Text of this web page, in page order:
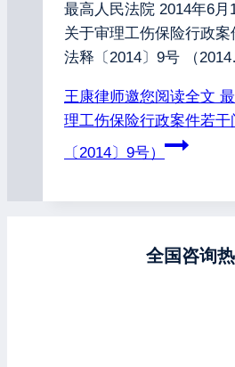
最高人民法院 2014年6
关于审理工伤保险行政
法释〔2014〕9号 （
王康律师邀您阅读全文
理工伤保险行政案件若
〔2014〕9号）
全国咨询